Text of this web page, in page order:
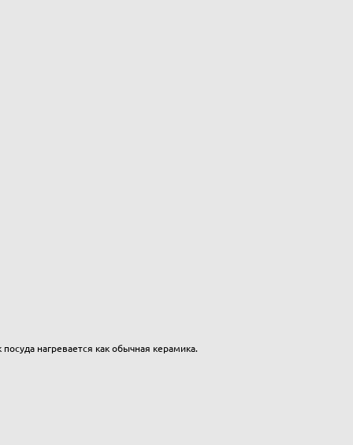
нагревается как обычная керамика.